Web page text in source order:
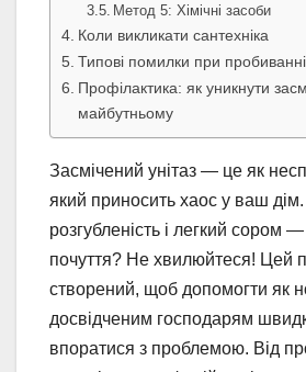
Метод 5: Хімічні засоби
Коли викликати сантехніка
Типові помилки при пробиванні
Профілактика: як уникнути
майбутньому
Засмічений унітаз — це як
який приносить хаос у ваш дім.
розгубленість і легкий сором
почуття? Не хвилюйтеся! Цей
створений, щоб допомогти як
досвідченим господарям
впоратися з проблемою. Від